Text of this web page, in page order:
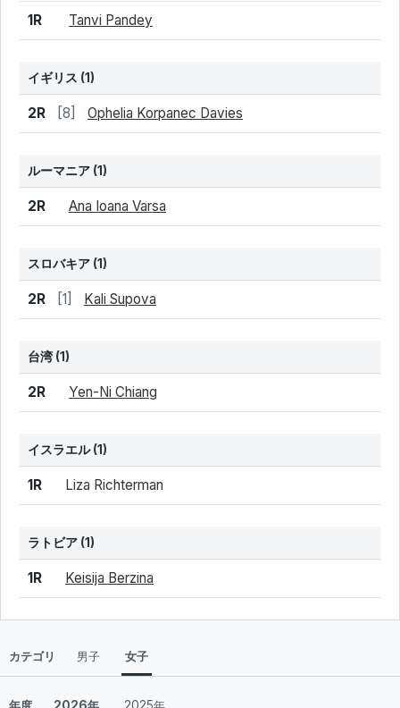
1R Tanvi Pandey
イギリス (1)
結果 シード 選手名
2R [8] Ophelia Korpanec Davies
ルーマニア (1)
結果 シード 選手名
2R Ana Ioana Varsa
スロバキア (1)
結果 シード 選手名
2R [1] Kali Supova
台湾 (1)
結果 シード 選手名
2R Yen-Ni Chiang
イスラエル(1)
結果 シード 選手名
1R Liza Richterman
ラトビア (1)
結果 シード 選手名
1R Keisija Berzina
カテゴリ 男子 女子